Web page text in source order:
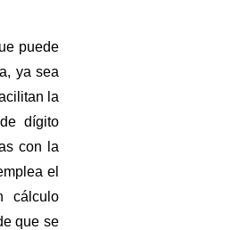
puede
ya sea
la
dígito
con la
el
cálculo
que se